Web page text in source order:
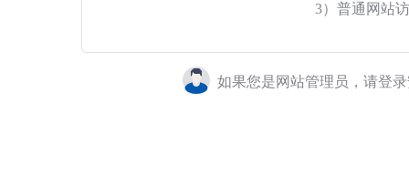
3）普通网站
如果您是网站管理员，请登